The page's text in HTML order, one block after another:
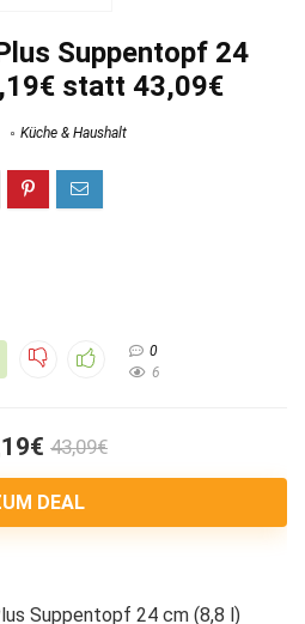
Suppentopf 24
statt 43,09€
Küche & Haushalt
0
6
43,09€
DEAL